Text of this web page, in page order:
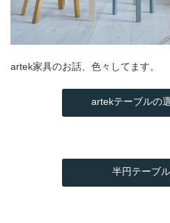
artek家具のお話、色々してます。
artekテーブルの
半円テーブ